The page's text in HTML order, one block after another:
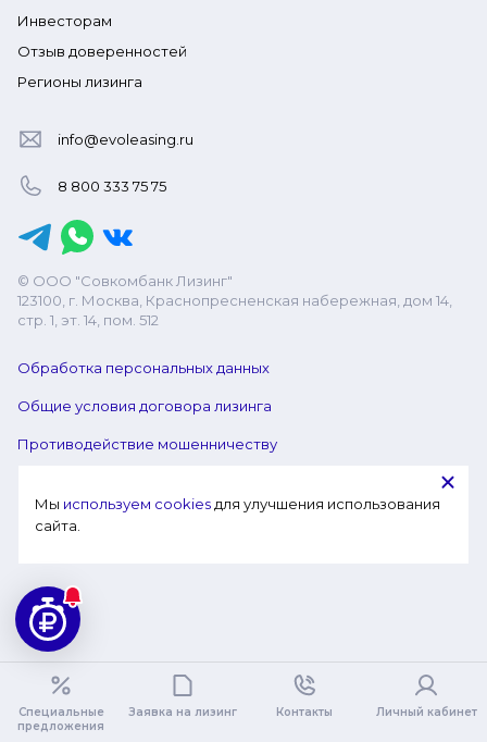
Специальные
предложения
Заявка на лизинг Контакты Личный кабинет
Инвесторам
Отзыв доверенностей
Регионы лизинга
info@evoleasing.ru
8 800 333 75 75
© ООО "Совкомбанк Лизинг"
123100, г. Москва, Краснопресненская набережная, дом 14,
стр. 1, эт. 14, пом. 512
Обработка персональных данных
Общие условия договора лизинга
Противодействие мошенничеству
Мы используем cookies для улучшения использования
сайта.